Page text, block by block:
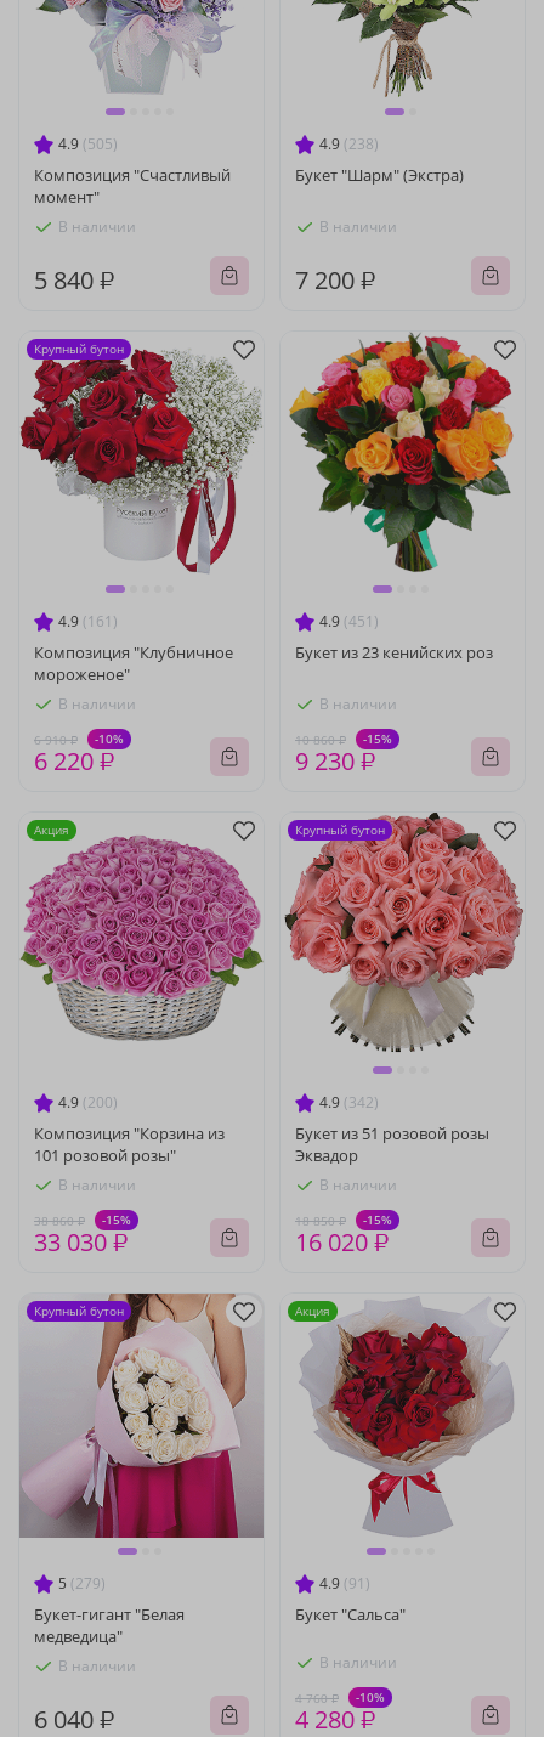
4.9 (505)
Композиция "Счастливый
момент"
В наличии
5 840 ₽
4.9 (238)
Букет "Шарм" (Экстра)
В наличии
7 200 ₽
4.9 (161)
Композиция "Клубничное
мороженое"
В наличии
6 910 ₽ -10%
6 220 ₽
Крупный бутон
4.9 (451)
Букет из 23 кенийских роз
В наличии
10 860 ₽ -15%
9 230 ₽
4.9 (200)
Композиция "Корзина из
101 розовой розы"
В наличии
38 860 ₽ -15%
33 030 ₽
Акция
4.9 (342)
Букет из 51 розовой розы
Эквадор
В наличии
18 850 ₽ -15%
16 020 ₽
Крупный бутон
5 (279)
Букет-гигант "Белая
медведица"
В наличии
6 040 ₽
Крупный бутон
4.9 (91)
Букет "Сальса"
В наличии
4 760 ₽ -10%
4 280 ₽
Акция